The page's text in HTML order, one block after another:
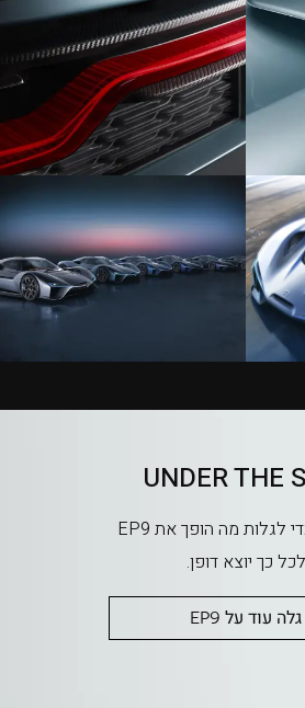
UNDER THE
התעמקו כדי לגלות מה הופך את EP9
לכל כך יוצא דופן.
גלה עוד על EP9